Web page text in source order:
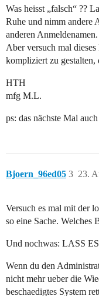
Was heisst „falsch“ ??
Ruhe und nimm andere
anderen Anmeldenamen.
Aber versuch mal
kompliziert zu gestalten,
HTH
mfg M.L.
ps: das nächste Mal
Bjoern_96ed05 23.
3
Versuch es mal mit der
so eine Sache. Welches
Und nochwas: LASS
Wenn du den
nicht mehr ueber die
beschaedigtes System